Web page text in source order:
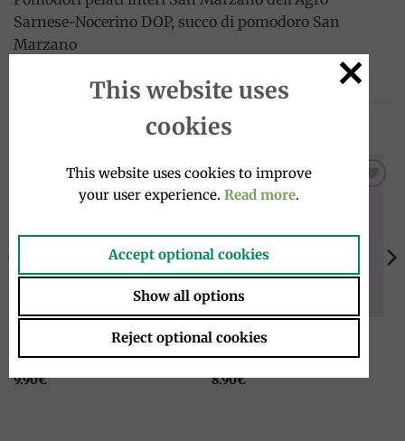
Sarnese-Nocerino DOP, succo di pomodoro San
Marzano
PRODOTTI CORRELATI
Add to
Pomodroi Essiccati sott’olio
200g, La Madre Terra
9.90€
CONSERVE
Olive nere marinate 320g,
Corazza
8.90€
This website uses
cookies
This website uses cookies to improve
your user experience. Read more.
Accept optional cookies
Show all options
Reject optional cookies